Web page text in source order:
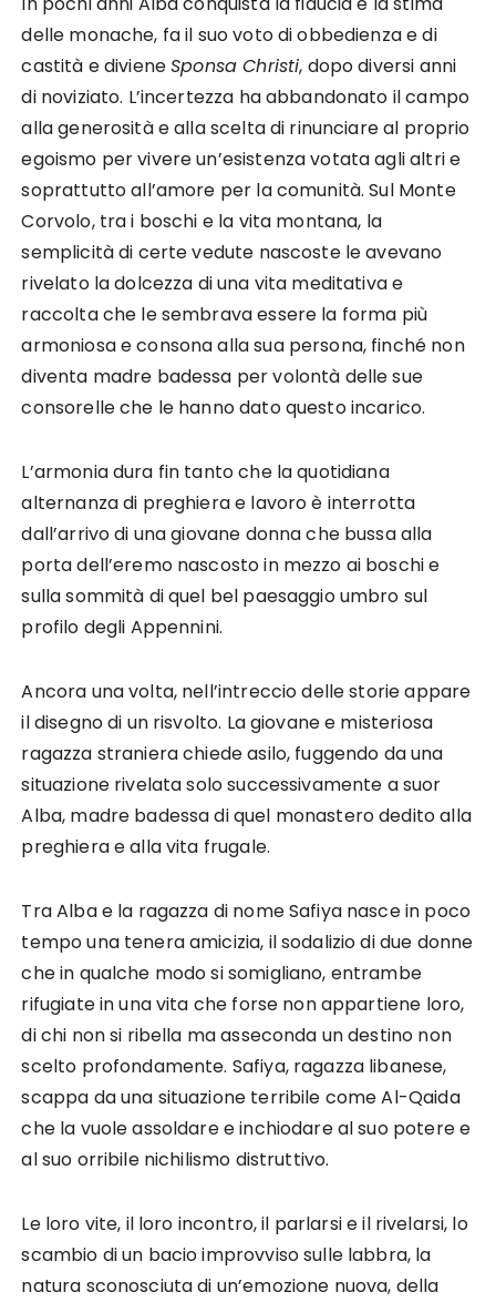
delle monache, fa il suo voto di obbedienza e di
castità e divieneSponsa Christi, dopo diversi anni
di noviziato. L’incertezza ha abbandonato il campo
alla generosità e alla scelta di rinunciare al proprio
egoismo per vivere un’esistenza votata agli altri e
soprattutto all’amore per la comunità. Sul Monte
Corvolo, tra i boschi e la vita montana, la
semplicità di certe vedute nascoste le avevano
rivelato la dolcezza di una vita meditativa e
raccolta che le sembrava essere la forma più
armoniosa e consona alla sua persona, finché non
diventa madre badessa per volontà delle sue
consorelle che le hanno dato questo incarico.
L’armonia dura fin tanto che la quotidiana
alternanza di preghiera e lavoro è interrotta
dall’arrivo di una giovane donna che bussa alla
porta dell’eremo nascosto in mezzo ai boschi e
sulla sommità di quel bel paesaggio umbro sul
profilo degli Appennini.
Ancora una volta, nell’intreccio delle storie appare
il disegno di un risvolto. La giovane e misteriosa
ragazza straniera chiede asilo, fuggendo da una
situazione rivelata solo successivamente a suor
Alba, madre badessa di quel monastero dedito alla
preghiera e alla vita frugale.
Tra Alba e la ragazza di nome Safiya nasce in poco
tempo una tenera amicizia, il sodalizio di due donne
che in qualche modo si somigliano, entrambe
rifugiate in una vita che forse non appartiene loro,
di chi non si ribella ma asseconda un destino non
scelto profondamente. Safiya, ragazza libanese,
scappa da una situazione terribile come Al-Qaida
che la vuole assoldare e inchiodare al suo potere e
al suo orribile nichilismo distruttivo.
Le loro vite, il loro incontro, il parlarsi e il rivelarsi, lo
scambio di un bacio improvviso sulle labbra, la
natura sconosciuta di un’emozione nuova, della